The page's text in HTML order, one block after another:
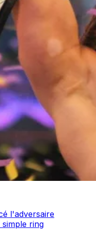
l'adversaire
simple ring